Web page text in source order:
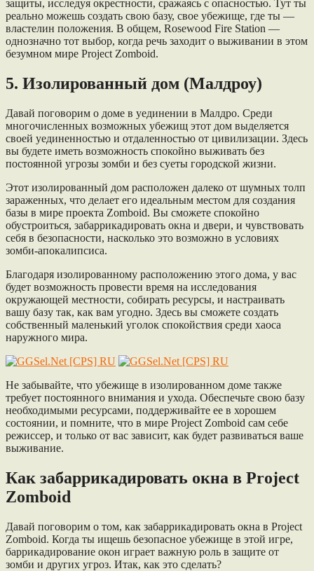
защиты, исследуя окрестности, сражаясь с опасностью. Тут ты
реально можешь создать свою базу, свое убежище, где ты —
властелин положения. В общем, Rosewood Fire Station —
однозначно тот выбор, когда речь заходит о выживании в этом
безумном мире Project Zomboid.
5. Изолированный дом (Малдроу)
Давай поговорим о доме в уединении в Малдро. Среди
многочисленных возможных убежищ этот дом выделяется
своей уединенностью и отдаленностью от цивилизации. Здесь
вы будете иметь возможность спокойно выживать без
постоянной угрозы зомби и без суеты городской жизни.
Этот изолированный дом расположен далеко от шумных толп
зараженных, что делает его идеальным местом для создания
базы в мире проекта Zomboid. Вы сможете спокойно
обустроиться, забаррикадировать окна и двери, и чувствовать
себя в безопасности, насколько это возможно в условиях
зомби-апокалипсиса.
Благодаря изолированному расположению этого дома, у вас
будет возможность провести время на исследования
окружающей местности, собирать ресурсы, и настраивать
вашу базу так, как вам угодно. Здесь вы сможете создать
собственный маленький уголок спокойствия среди хаоса
наружного мира.
Не забывайте, что убежище в изолированном доме также
требует постоянного внимания и ухода. Обеспечьте свою базу
необходимыми ресурсами, поддерживайте ее в хорошем
состоянии, и помните, что в мире Project Zomboid сам себе
режиссер, и только от вас зависит, как будет развиваться ваше
выживание.
Как забаррикадировать окна в Project
Zomboid
Давай поговорим о том, как забаррикадировать окна в Project
Zomboid. Когда ты ищешь безопасное убежище в этой игре,
баррикадирование окон играет важную роль в защите от
зомби и других угроз. Итак, как это сделать?